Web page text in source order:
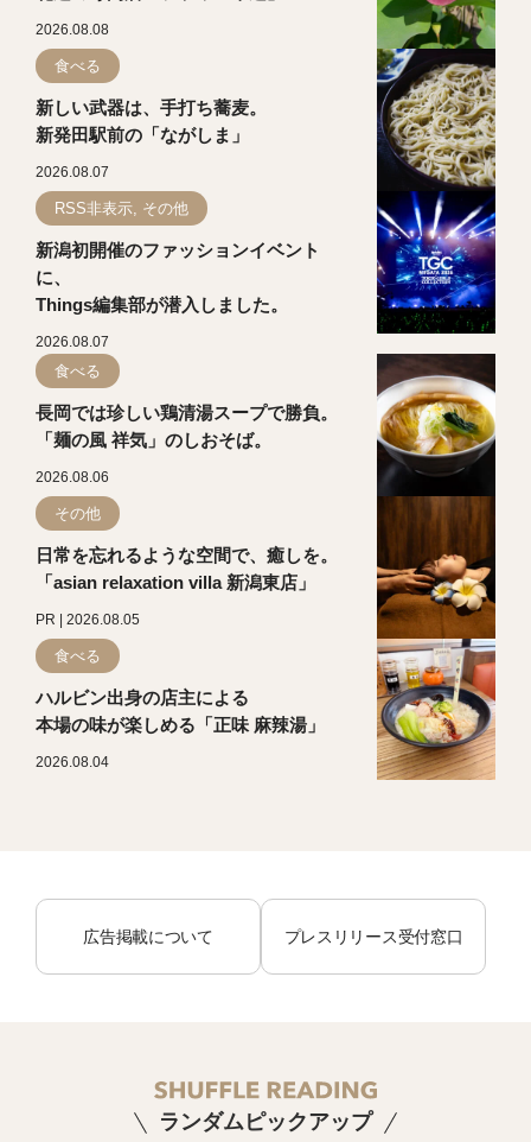
2026.08.08
食べる
新しい武器は、手打ち蕎麦。
新発田駅前の「ながしま」
2026.08.07
RSS非表示, その他
新潟初開催のファッションイベント
に、
Things編集部が潜入しました。
2026.08.07
食べる
長岡では珍しい鶏清湯スープで勝負。
「麺の風 祥気」のしおそば。
2026.08.06
その他
日常を忘れるような空間で、癒しを。
「asian relaxation villa 新潟東店」
PR | 2026.08.05
食べる
ハルビン出身の店主による
本場の味が楽しめる「正味 麻辣湯」
2026.08.04
広告掲載について プレスリリース受付窓口
ランダムピックアップ